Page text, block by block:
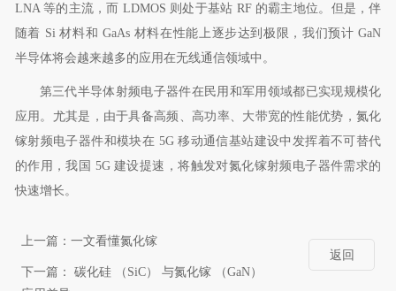
LNA 等的主流，而 LDMOS 则处于基站 RF 的霸主地位。但是，伴
随着 Si材料和 GaAs 材料在性能上逐步达到极限，我们预计 GaN
半导体将会越来越多的应用在无线通信领域中。
第三代半导体射频电子器件在民用和军用领域都已实现规模化
应用。尤其是，由于具备高频、高功率、大带宽的性能优势，氮化
镓射频电子器件和模块在 5G移动通信基站建设中发挥着不可替代
的作用，我国 5G建设提速，将触发对氮化镓射频电子器件需求的
快速增长。
上一篇： 一文看懂氮化镓
下一篇：
碳化硅 （SiC） 与氮化镓 （GaN）
返回